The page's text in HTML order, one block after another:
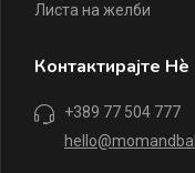
Листа на желби
Контактирајте Нè
+389 77 504 777